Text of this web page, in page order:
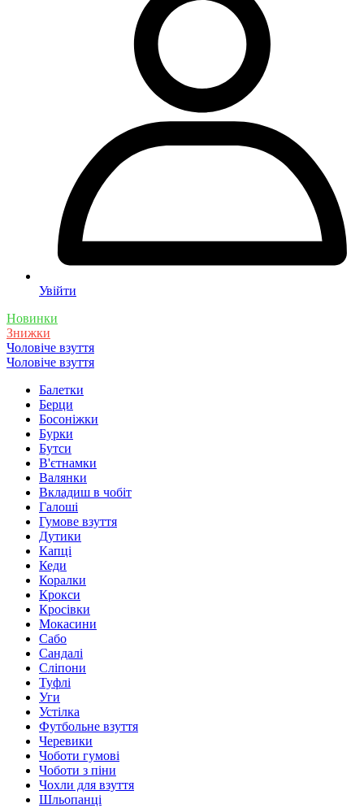
Увійти
Новинки
Знижки
Чоловіче взуття
Чоловіче взуття
Балетки
Берци
Босоніжки
Бурки
Бутси
В'єтнамки
Валянки
Вкладиш в чобіт
Галоші
Гумове взуття
Дутики
Капці
Кеди
Коралки
Крокси
Кросівки
Мокасини
Сабо
Сандалі
Сліпони
Туфлі
Уги
Устілка
Футбольне взуття
Черевики
Чоботи гумові
Чоботи з піни
Чохли для взуття
Шльопанці